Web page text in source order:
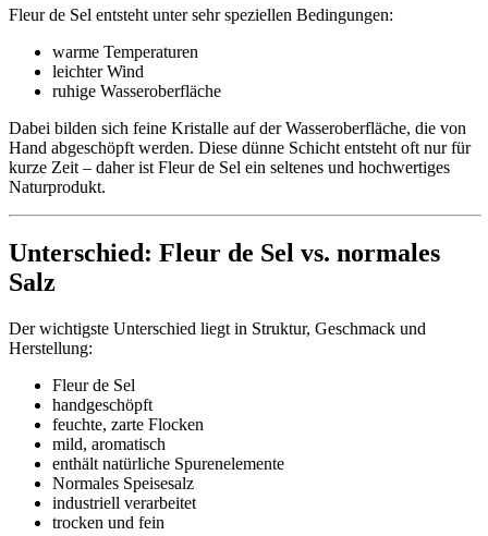
Fleur de Sel entsteht unter sehr speziellen Bedingungen:
warme Temperaturen
leichter Wind
ruhige Wasseroberfläche
Dabei bilden sich feine Kristalle auf der Wasseroberfläche, die von
Hand abgeschöpft werden. Diese dünne Schicht entsteht oft nur für
kurze Zeit – daher ist Fleur de Sel ein seltenes und hochwertiges
Naturprodukt.
Unterschied: Fleur de Sel vs. normales
Salz
Der wichtigste Unterschied liegt in Struktur, Geschmack und
Herstellung:
Fleur de Sel
handgeschöpft
feuchte, zarte Flocken
mild, aromatisch
enthält natürliche Spurenelemente
Normales Speisesalz
industriell verarbeitet
trocken und fein